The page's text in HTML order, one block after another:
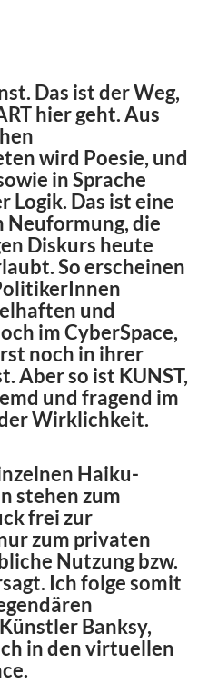
Das ist der Weg,
hier geht. Aus
wird Poesie, und
in Sprache
Logik. Das ist eine
Neuformung, die
Diskurs heute
So erscheinen
und
im CyberSpace,
noch in ihrer
Aber so ist KUNST,
und fragend im
Wirklichkeit.
Haiku-
stehen zum
frei zur
zum privaten
Nutzung bzw.
Ich folge somit
Banksy,
in den virtuellen